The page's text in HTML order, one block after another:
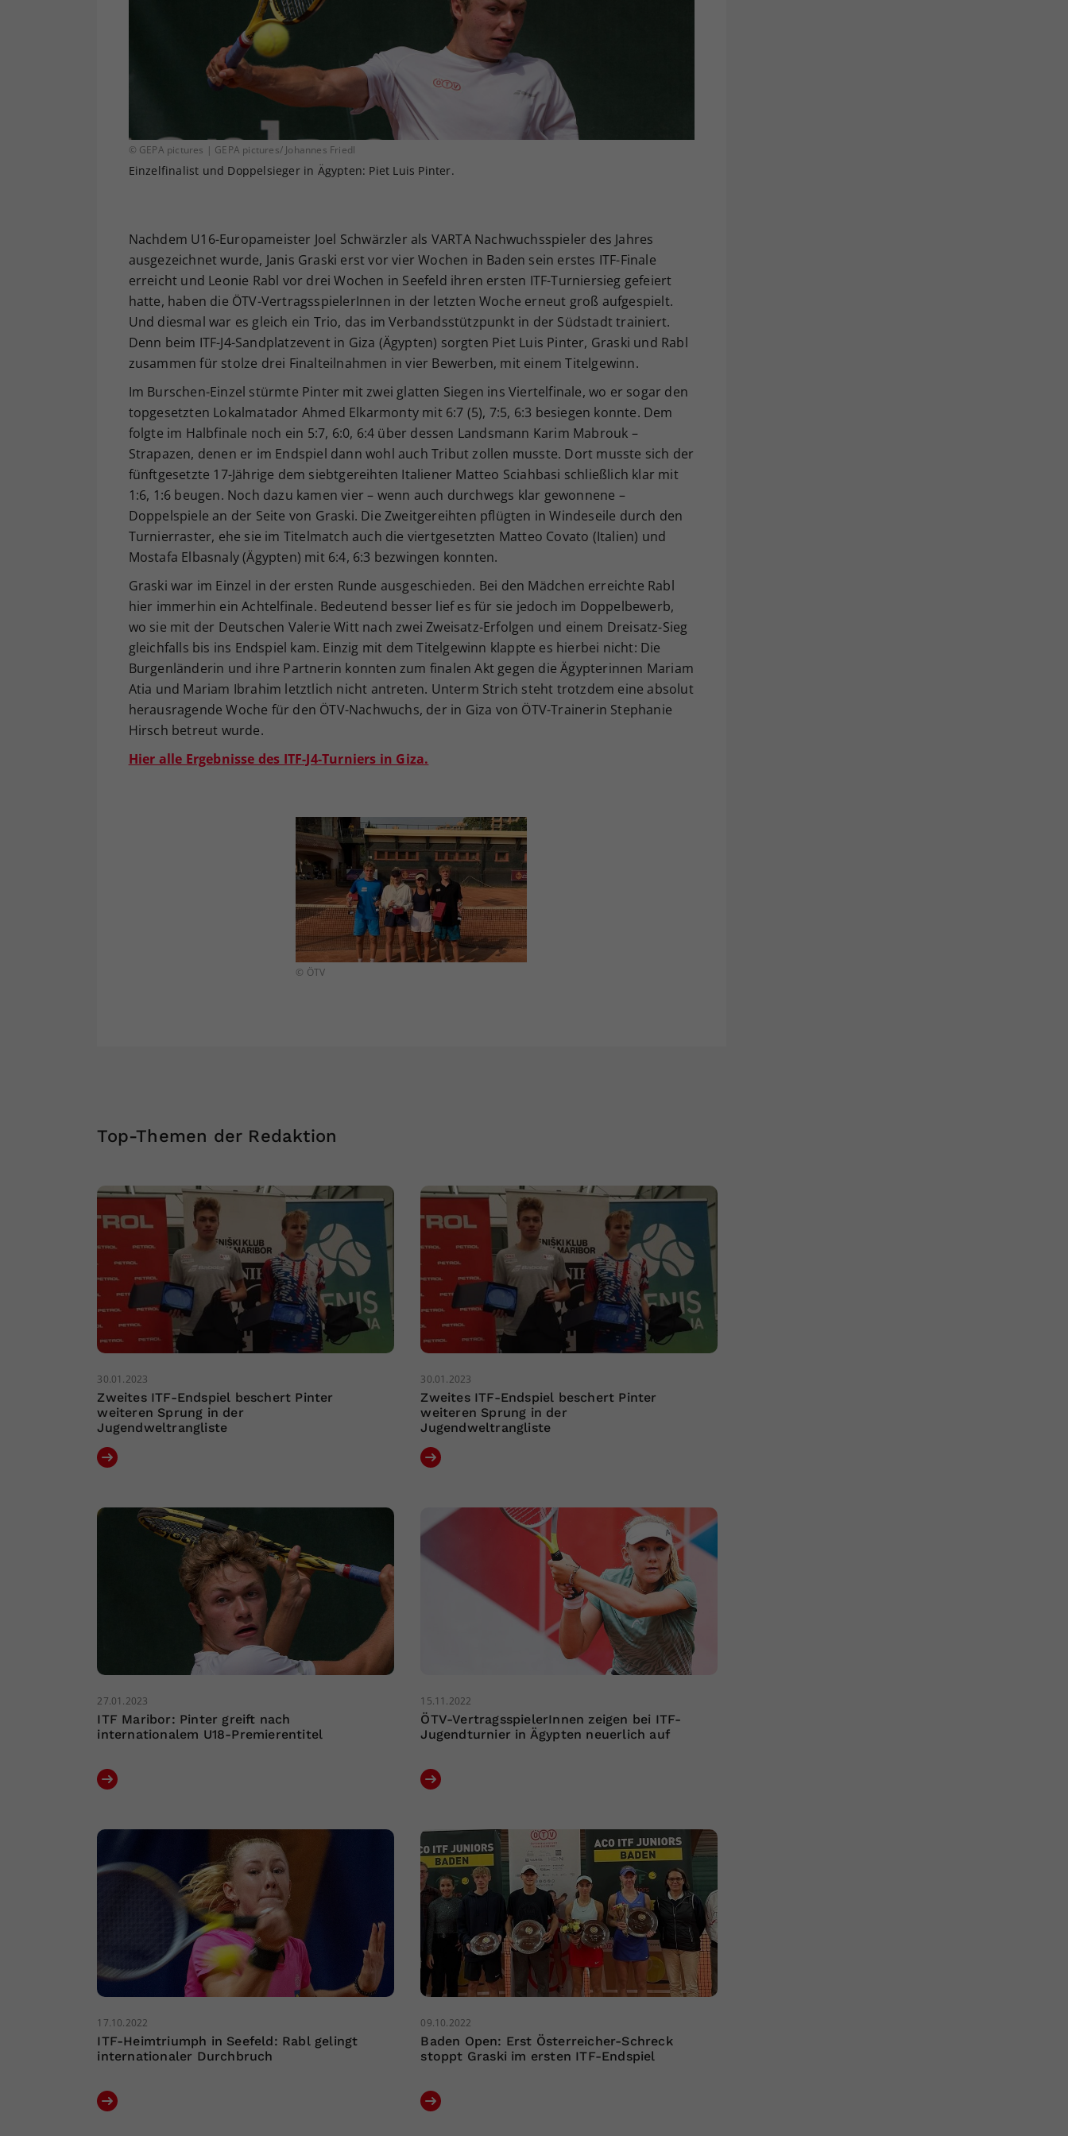
© GEPA pictures | GEPA pictures/ Johannes Friedl
Einzelfinalist und Doppelsieger in Ägypten: Piet Luis Pinter.
Nachdem U16-Europameister Joel Schwärzler als VARTA Nachwuchsspieler des Jahres
ausgezeichnet wurde, Janis Graski erst vor vier Wochen in Baden sein erstes ITF-Finale
erreicht und Leonie Rabl vor drei Wochen in Seefeld ihren ersten ITF-Turniersieg gefeiert
hatte, haben die ÖTV-VertragsspielerInnen in der letzten Woche erneut groß aufgespielt.
Und diesmal war es gleich ein Trio, das im Verbandsstützpunkt in der Südstadt trainiert.
Denn beim ITF-J4-Sandplatzevent in Giza (Ägypten) sorgten Piet Luis Pinter, Graski und Rabl
zusammen für stolze drei Finalteilnahmen in vier Bewerben, mit einem Titelgewinn.
Im Burschen-Einzel stürmte Pinter mit zwei glatten Siegen ins Viertelfinale, wo er sogar den
topgesetzten Lokalmatador Ahmed Elkarmonty mit 6:7 (5), 7:5, 6:3 besiegen konnte. Dem
folgte im Halbfinale noch ein 5:7, 6:0, 6:4 über dessen Landsmann Karim Mabrouk –
Strapazen, denen er im Endspiel dann wohl auch Tribut zollen musste. Dort musste sich der
fünftgesetzte 17-Jährige dem siebtgereihten Italiener Matteo Sciahbasi schließlich klar mit
1:6, 1:6 beugen. Noch dazu kamen vier – wenn auch durchwegs klar gewonnene –
Doppelspiele an der Seite von Graski. Die Zweitgereihten pflügten in Windeseile durch den
Turnierraster, ehe sie im Titelmatch auch die viertgesetzten Matteo Covato (Italien) und
Mostafa Elbasnaly (Ägypten) mit 6:4, 6:3 bezwingen konnten.
Graski war im Einzel in der ersten Runde ausgeschieden. Bei den Mädchen erreichte Rabl
hier immerhin ein Achtelfinale. Bedeutend besser lief es für sie jedoch im Doppelbewerb,
wo sie mit der Deutschen Valerie Witt nach zwei Zweisatz-Erfolgen und einem Dreisatz-Sieg
gleichfalls bis ins Endspiel kam. Einzig mit dem Titelgewinn klappte es hierbei nicht: Die
Burgenländerin und ihre Partnerin konnten zum finalen Akt gegen die Ägypterinnen Mariam
Atia und Mariam Ibrahim letztlich nicht antreten. Unterm Strich steht trotzdem eine absolut
herausragende Woche für den ÖTV-Nachwuchs, der in Giza von ÖTV-Trainerin Stephanie
Hirsch betreut wurde.
Hier alle Ergebnisse des ITF-J4-Turniers in Giza.
© ÖTV
Top-Themen der Redaktion
30.01.2023
Zweites ITF-Endspiel beschert Pinter
weiteren Sprung in der
Jugendweltrangliste
30.01.2023
Zweites ITF-Endspiel beschert Pinter
weiteren Sprung in der
Jugendweltrangliste
27.01.2023
ITF Maribor: Pinter greift nach
internationalem U18-Premierentitel
15.11.2022
ÖTV-VertragsspielerInnen zeigen bei ITF-
Jugendturnier in Ägypten neuerlich auf
17.10.2022
ITF-Heimtriumph in Seefeld: Rabl gelingt
internationaler Durchbruch
09.10.2022
Baden Open: Erst Österreicher-Schreck
stoppt Graski im ersten ITF-Endspiel
Ihrer vorgenommen Einstellungen, falls der
Webseiten-Betreiber dies eingestellt hat.